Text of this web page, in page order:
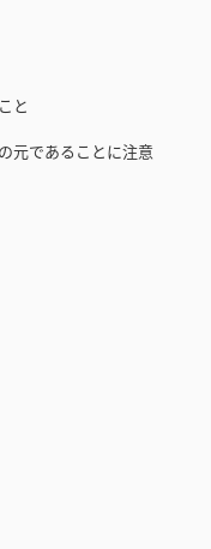
と
元であることに注意